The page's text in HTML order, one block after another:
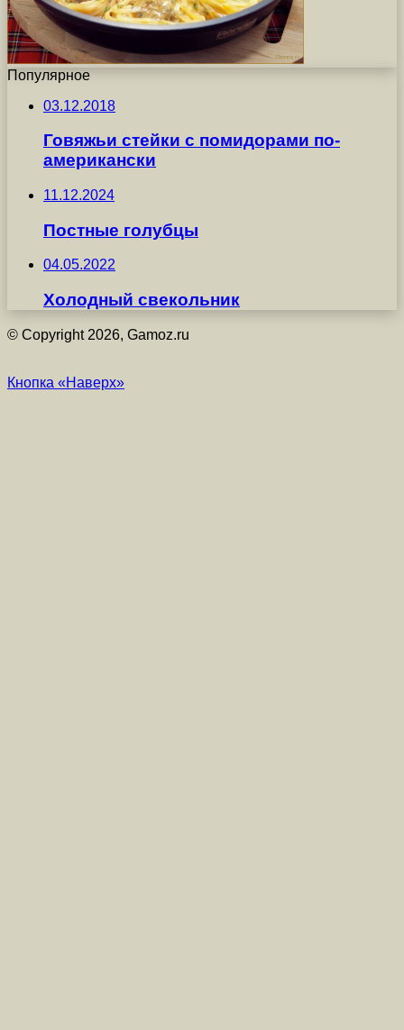
Популярное
03.12.2018
Говяжьи стейки с помидорами по-
американски
11.12.2024
Постные голубцы
04.05.2022
Холодный свекольник
© Copyright 2026, Gamoz.ru
Кнопка «Наверх»